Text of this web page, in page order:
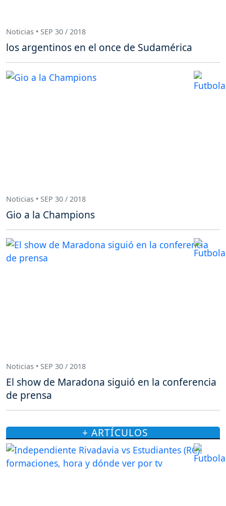
Noticias • SEP 30 / 2018
los argentinos en el once de Sudamérica
Noticias • SEP 30 / 2018
Gio a la Champions
Noticias • SEP 30 / 2018
El show de Maradona siguió en la conferencia
de prensa
+ ARTÍCULOS